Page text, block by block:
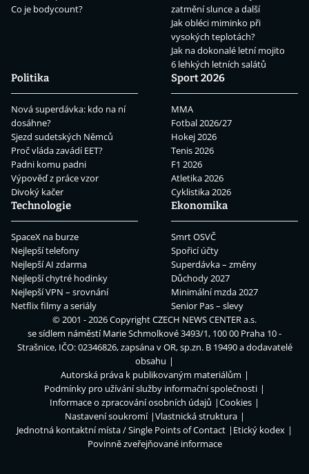
Co je bodycount?
zatmění slunce a další
Jak obléci miminko při
vysokých teplotách?
Jak na dokonalé letní mojito
6 lehkých letních salátů
Politika
Nová superdávka: kdo na ní
dosáhne?
Sjezd sudetských Němců
Proč vláda zavádí EET?
Padni komu padni
Výpověď z práce vzor
Divoký kačer
Sport 2026
MMA
Fotbal 2026/27
Hokej 2026
Tenis 2026
F1 2026
Atletika 2026
Cyklistika 2026
Technologie
SpaceX na burze
Nejlepší telefony
Nejlepší AI zdarma
Nejlepší chytré hodinky
Nejlepší VPN – srovnání
Netflix filmy a seriály
Ekonomika
Smrt OSVČ
Spořicí účty
Superdávka – změny
Důchody 2027
Minimální mzda 2027
Senior Pas – slevy
© 2001 - 2026 CopyrightCZECH NEWS CENTER a.s.
se sídlem náměstí Marie Schmolkové 3493/1, 100 00 Praha 10 -
Strašnice, IČO: 02346826, zapsána v OR, sp.zn. B 19490 a dodavatelé
obsahu
Autorská práva k publikovaným materiálům
Podmínky pro užívání služby informační společnosti
Informace o zpracování osobních údajů
Cookies
Nastavení soukromí
Vlastnická struktura
Jednotná kontaktní místa / Single Points of Contact
Etický kodex
Povinně zveřejňované informace